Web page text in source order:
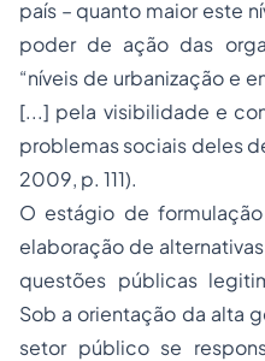
país – quanto maior este
poder de ação das
“níveis de urbanização e
[...] pela visibilidade e
problemas sociais deles
2009, p. 111).
O estágio de
elaboração de
questões públicas
Sob a orientação da alta
setor público se